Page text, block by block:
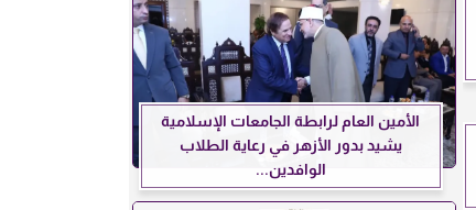
الأمين العام لرابطة الجامعات الإسلامية
يشيد بدور الأزهر في رعاية الطلاب
الوافدين...